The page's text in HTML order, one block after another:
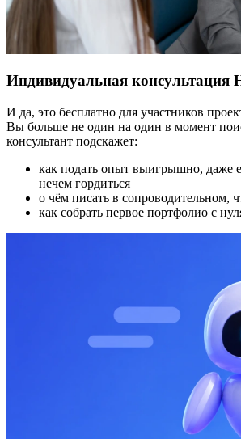
Индивидуальная консультация
И да, это бесплатно для участников
Вы больше не один на один в момент
консультант подскажет:
как подать опыт выигрышно, даже
нечем гордиться
о чём писать в сопроводительном,
как собрать первое портфолио с